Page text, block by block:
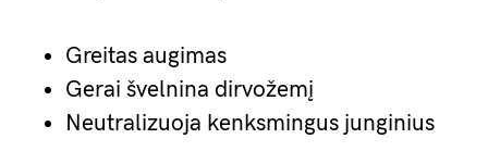
Greitas augimas
Gerai švelnina dirvožemį
Neutralizuoja kenksmingus junginius